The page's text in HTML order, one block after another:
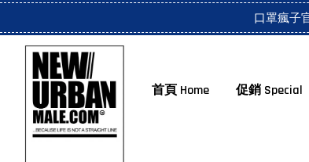
口罩瘋子
首頁 Home 促銷 Special